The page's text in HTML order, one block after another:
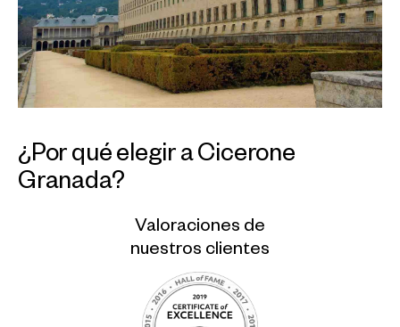
¿Por qué elegir a Cicerone
Granada?
Valoraciones de
nuestros clientes